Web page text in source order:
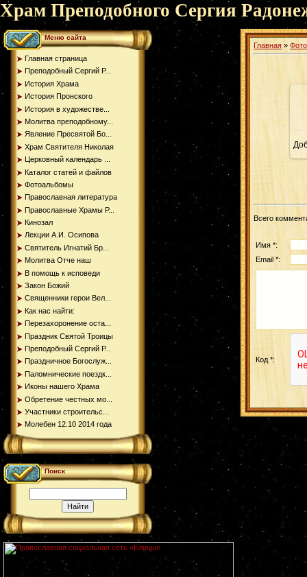
Храм Преподобного Сергия
Меню сайта
Главная страница
Преподобный Сергий Р...
История Храма
История Пронского
История в художестве...
Молитва преподобному...
Явление Пресвятой Бо...
Храм Святителя Николая
Церковный календарь ...
Каталог статей и файлов
Фотоальбомы
Православная литература
Православные Храмы Р...
Кинозал
Лекции А.И. Осипова
Святитель Игнатий Бр...
Молитва Отче наш
В помощь к исповеди
Закон Божий
Священники герои Вел...
Как нас найти:
Перезахоронение оста...
Праздник Святой Троицы
Преподобный Сергий Р...
Праздничное Богослуж...
Паломнические поездк...
Иконы нашего Храма
Обретение честных мо...
Участники строительс...
Молебен 12.10 2014 года
Поиск
Главная »
Всего
Имя *:
Email *:
Код *: